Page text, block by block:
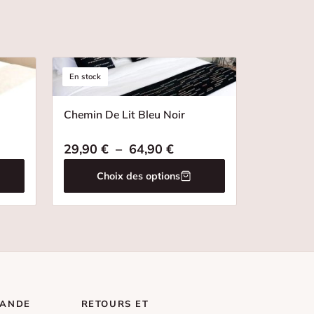
de prix : 39,90 € à 84,90 €
En stock
Chemin De Lit Bleu Noir
29,90 € – 64,90 €Plage de prix : 29,90 €
Choix des options
RETOURS ET